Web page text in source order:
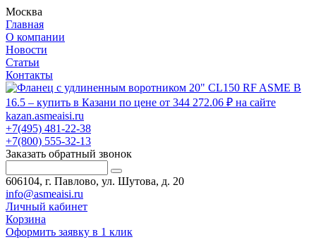
Москва
Главная
О компании
Новости
Статьи
Контакты
+7(495) 481-22-38
+7(800) 555-32-13
Заказать обратный звонок
606104, г. Павлово, ул. Шутова, д. 20
info@asmeaisi.ru
Личный кабинет
Корзина
Оформить заявку в 1 клик